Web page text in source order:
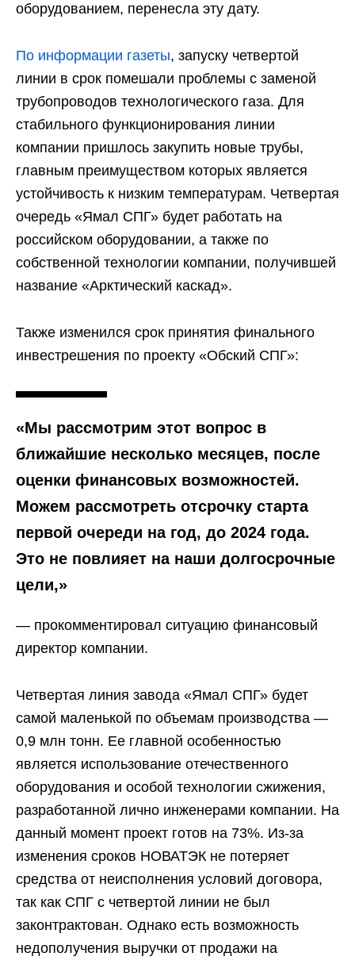
оборудованием, перенесла эту дату.
По информации газеты, запуску четвертой
линии в срок помешали проблемы с заменой
трубопроводов технологического газа. Для
стабильного функционирования линии
компании пришлось закупить новые трубы,
главным преимуществом которых является
устойчивость к низким температурам. Четвертая
очередь «Ямал СПГ» будет работать на
российском оборудовании, а также по
собственной технологии компании, получившей
название «Арктический каскад».
Также изменился срок принятия финального
инвестрешения по проекту «Обский СПГ»:
«Мы рассмотрим этот вопрос в
ближайшие несколько месяцев, после
оценки финансовых возможностей.
Можем рассмотреть отсрочку старта
первой очереди на год, до 2024 года.
Это не повлияет на наши долгосрочные
цели,»
— прокомментировал ситуацию финансовый
директор компании.
Четвертая линия завода «Ямал СПГ» будет
самой маленькой по объемам производства —
0,9 млн тонн. Ее главной особенностью
является использование отечественного
оборудования и особой технологии сжижения,
разработанной лично инженерами компании. На
данный момент проект готов на 73%. Из-за
изменения сроков НОВАТЭК не потеряет
средства от неисполнения условий договора,
так как СПГ с четвертой линии не был
законтрактован. Однако есть возможность
недополучения выручки от продажи на